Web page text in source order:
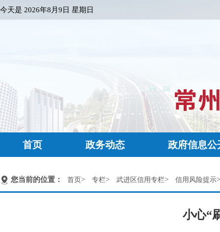
今天是 2026年8月9日 星期日
首页 政务动态 政府信息公
您当前的位置： 首页> 专栏> 武进区信用专栏> 信用风险提示
小心“